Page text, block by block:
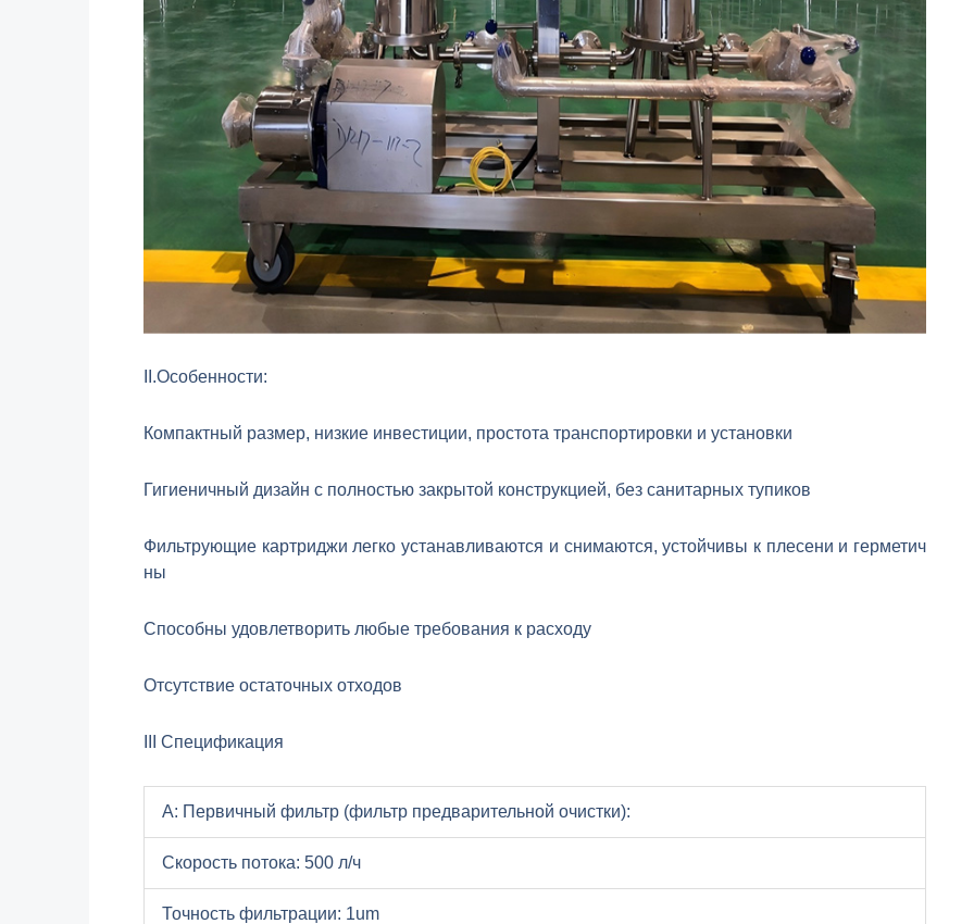
II.Особенности:
Компактный размер, низкие инвестиции, простота транспортировки и установки
Гигиеничный дизайн с полностью закрытой конструкцией, без санитарных тупиков
Фильтрующие картриджи легко устанавливаются и снимаются, устойчивы к плесени и герметич
ны
Способны удовлетворить любые требования к расходу
Отсутствие остаточных отходов
III Спецификация
A: Первичный фильтр (фильтр предварительной очистки):
Скорость потока: 500 л/ч
Точность фильтрации: 1um